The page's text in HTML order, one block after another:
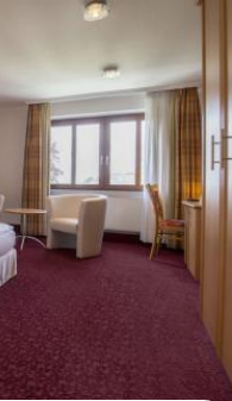
Auf der Karte anzeigen